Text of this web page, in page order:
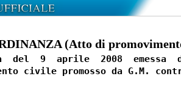
(Atto di
del  9  aprile  2008  emessa
civile promosso da G.M.